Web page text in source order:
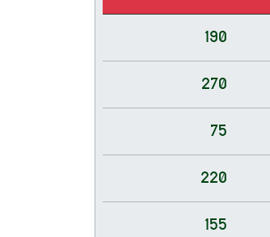
190
270
75
220
155